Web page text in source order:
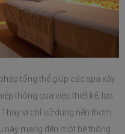
tổng thể giúp các spa xây
thông qua việc thiết kế, lựa
vì chỉ sử dụng nến thơm
này mang đến một hệ thống